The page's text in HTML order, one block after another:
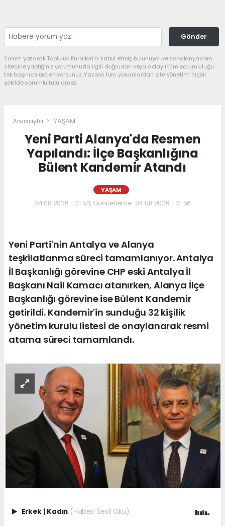
Gönder
Yorum yazarak Topluluk Kuralları’nı kabul etmiş bulunuyor ve sonalanya.com
sitesine yaptığınız yorumunuzla ilgili doğrudan veya dolaylı tüm sorumluluğu
tek başınıza üstleniyorsunuz. Yazılan tüm yorumlardan site yönetimi hiçbir
şekilde sorumlu tutulamaz.
Anasayfa YAŞAM
Yeni Parti Alanya'da Resmen
Yapılandı: İlçe Başkanlığına
Bülent Kandemir Atandı
YAŞAM
04.08.2026 - 21:53, Güncelleme: 04.08.2026 - 21:56
Yeni Parti'nin Antalya ve Alanya
teşkilatlanma süreci tamamlanıyor. Antalya
İl Başkanlığı görevine CHP eski Antalya İl
Başkanı Nail Kamacı atanırken, Alanya İlçe
Başkanlığı görevine ise Bülent Kandemir
getirildi. Kandemir'in sunduğu 32 kişilik
yönetim kurulu listesi de onaylanarak resmi
atama süreci tamamlandı.
Erkek Kadın (Haberi Sesli Oku)